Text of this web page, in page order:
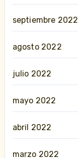
septiembre 2022
agosto 2022
julio 2022
mayo 2022
abril 2022
marzo 2022